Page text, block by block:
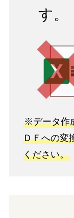
す。
※データ作
ＤＦへの変
ください。